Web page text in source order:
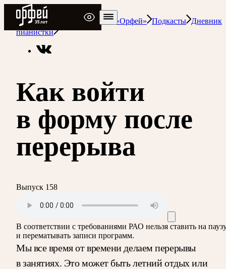
Радио Орфей
Радио классической музыки «Орфей»
Подкасты
Дневник
пианистки
Как войти
в форму после
перерыва
Выпуск 158
В соответствии с требованиями РАО нельзя ставить на
и перематывать записи программ.
Мы все время от времени делаем перерывы
в занятиях. Это может быть летний отдых или